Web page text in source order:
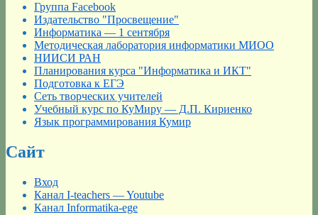
Группа Facebook
Издательство "Просвещение"
Информатика — 1 сентября
Методическая лаборатория информатики МИОО
НИИСИ РАН
Планирования курса "Информатика и ИКТ"
Подготовка к ЕГЭ
Сеть творческих учителей
Учебный курс по КуМиру — Д.П. Кириенко
Язык программирования Кумир
Сайт
Вход
Канал I-teachers — Youtube
Канал Informatika-ege